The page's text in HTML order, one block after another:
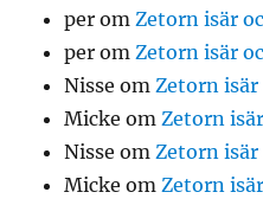
per omZetorn isär
per omZetorn isär
Nisse omZetorn
Micke omZetorn
Nisse omZetorn
Micke omZetorn